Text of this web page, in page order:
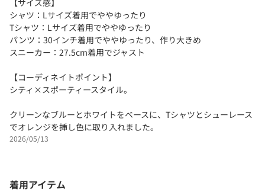
シャツ：Lサイズ着用でややゆったり
Tシャツ：Lサイズ着用でややゆったり
パンツ：30インチ着用でややゆったり、作り大きめ
スニーカー：27.5cm着用でジャスト
【コーディネイトポイント】
シティ×スポーティースタイル。
クリーンなブルーとホワイトをベースに、Tシャツとシューレース
でオレンジを挿し色に取り入れました。
2026/05/13
着用アイテム